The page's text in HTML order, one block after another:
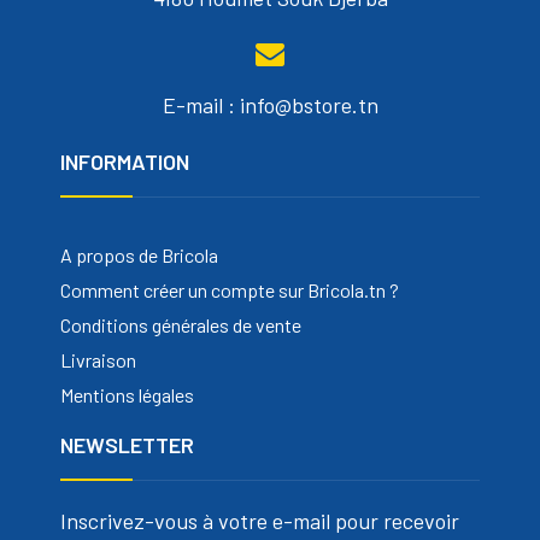
E-mail : info@bstore.tn
INFORMATION
A propos de Bricola
Comment créer un compte sur Bricola.tn ?
Conditions générales de vente
Livraison
Mentions légales
NEWSLETTER
Inscrivez-vous à votre e-mail pour recevoir